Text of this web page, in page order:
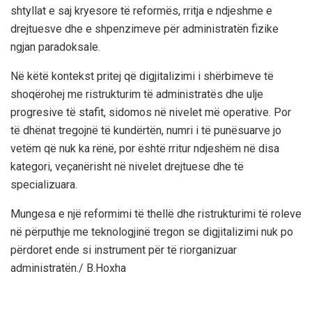
shtyllat e saj kryesore të reformës, rritja e ndjeshme e
drejtuesve dhe e shpenzimeve për administratën fizike
ngjan paradoksale.
Në këtë kontekst pritej që digjitalizimi i shërbimeve të
shoqërohej me ristrukturim të administratës dhe ulje
progresive të stafit, sidomos në nivelet më operative. Por
të dhënat tregojnë të kundërtën, numri i të punësuarve jo
vetëm që nuk ka rënë, por është rritur ndjeshëm në disa
kategori, veçanërisht në nivelet drejtuese dhe të
specializuara.
Mungesa e një reformimi të thellë dhe ristrukturimi të roleve
në përputhje me teknologjinë tregon se digjitalizimi nuk po
përdoret ende si instrument për të riorganizuar
administratën./ B.Hoxha